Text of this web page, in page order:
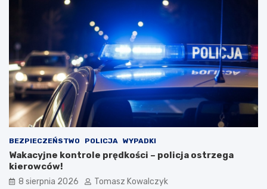
BEZPIECZEŃSTWO POLICJA WYPADKI
Wakacyjne kontrole prędkości – policja ostrzega
kierowców!
8 sierpnia 2026 Tomasz Kowalczyk